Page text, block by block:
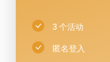
3 个活动
匿名登入